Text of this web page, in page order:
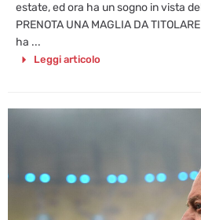
estate, ed ora ha un sogno in
PRENOTA UNA MAGLIA DA
ha ...
Leggi articolo